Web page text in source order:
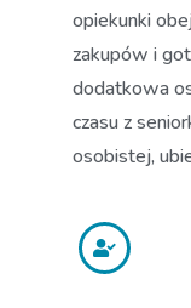
opiekunki
zakupów i
dodatkowa
czasu z
osobistej,